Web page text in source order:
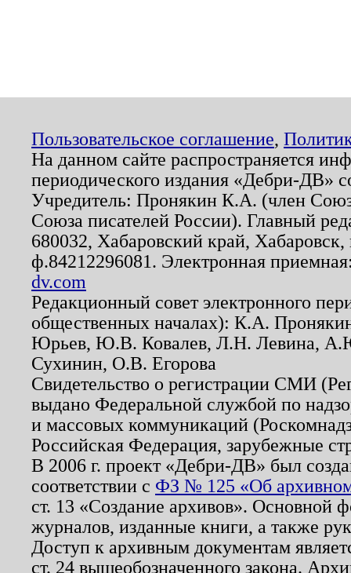
Пользовательское соглашение,
На данном сайте распространяется
периодического издания «Дебри-ДВ»
Учредитель: Пронякин К.А. (член
Союза писателей России). Главный
680032, Хабаровский край,
ф.84212296081. Электронная
dv.com
Редакционный совет электронного
общественных началах): К.А.
Юрьев, Ю.В. Ковалев, Л.Н. Левина,
Сухинин, О.В. Егорова
Свидетельство о регистрации СМИ
выдано Федеральной службой по
и массовых коммуникаций
Российская Федерация, зарубежные
В 2006 г. проект «Дебри-ДВ» был
соответствии с ФЗ № 125 «Об
ст. 13 «Создание архивов». Основной
журналов, изданные книги, а также
Доступ к архивным документам
ст. 24 вышеобозначенного закона.